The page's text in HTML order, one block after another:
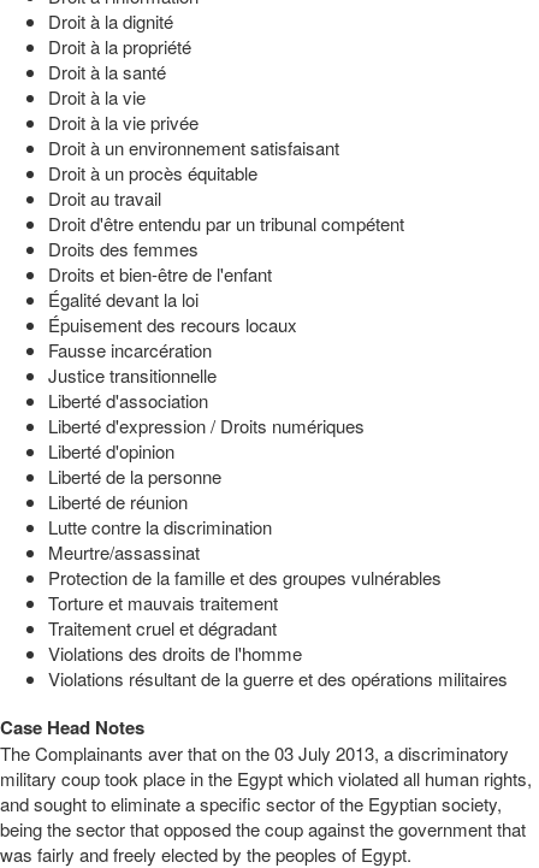
Droit à la dignité
Droit à la propriété
Droit à la santé
Droit à la vie
Droit à la vie privée
Droit à un environnement satisfaisant
Droit à un procès équitable
Droit au travail
Droit d'être entendu par un tribunal compétent
Droits des femmes
Droits et bien-être de l'enfant
Égalité devant la loi
Épuisement des recours locaux
Fausse incarcération
Justice transitionnelle
Liberté d'association
Liberté d'expression / Droits numériques
Liberté d'opinion
Liberté de la personne
Liberté de réunion
Lutte contre la discrimination
Meurtre/assassinat
Protection de la famille et des groupes vulnérables
Torture et mauvais traitement
Traitement cruel et dégradant
Violations des droits de l'homme
Violations résultant de la guerre et des opérations militaires
Case Head Notes
The Complainants aver that on the 03 July 2013, a discriminatory
military coup took place in the Egypt which violated all human rights,
and sought to eliminate a specific sector of the Egyptian society,
being the sector that opposed the coup against the government that
was fairly and freely elected by the peoples of Egypt.